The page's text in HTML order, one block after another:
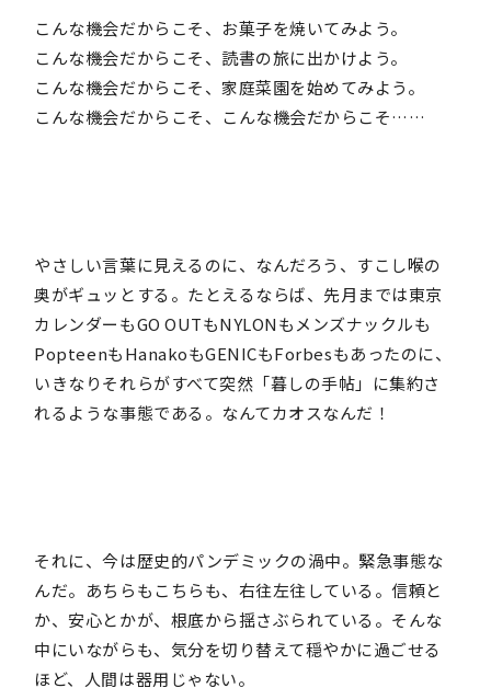
こんな機会だからこそ、お菓子を焼いてみよう。
こんな機会だからこそ、読書の旅に出かけよう。
こんな機会だからこそ、家庭菜園を始めてみよう。
こんな機会だからこそ、こんな機会だからこそ……
やさしい言葉に見えるのに、なんだろう、すこし喉の
奥がギュッとする。たとえるならば、先月までは東京
カレンダーもGO OUTもNYLONもメンズナックルも
PopteenもHanakoもGENICもForbesもあったのに、
いきなりそれらがすべて突然「暮しの手帖」に集約さ
れるような事態である。なんてカオスなんだ！
それに、今は歴史的パンデミックの渦中。緊急事態な
んだ。あちらもこちらも、右往左往している。信頼と
か、安心とかが、根底から揺さぶられている。そんな
中にいながらも、気分を切り替えて穏やかに過ごせる
ほど、人間は器用じゃない。